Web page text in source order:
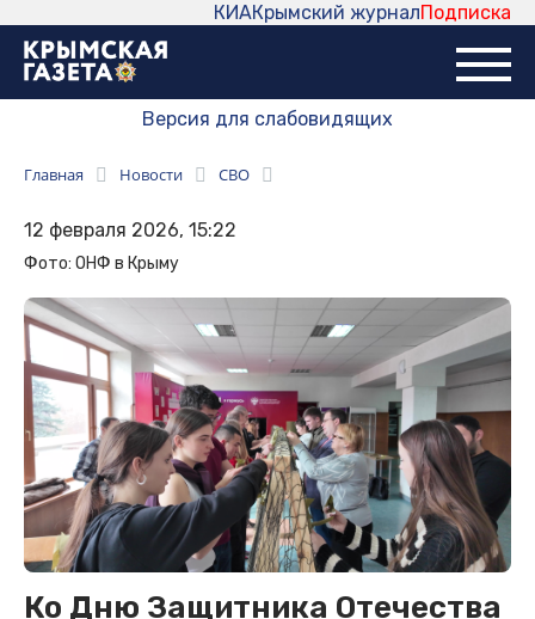
Подписка
Крымский журнал
КИА
Версия для слабовидящих
Главная Новости СВО
12 февраля 2026, 15:22
Фото: ОНФ в Крыму
Ко Дню Защитника Отечества